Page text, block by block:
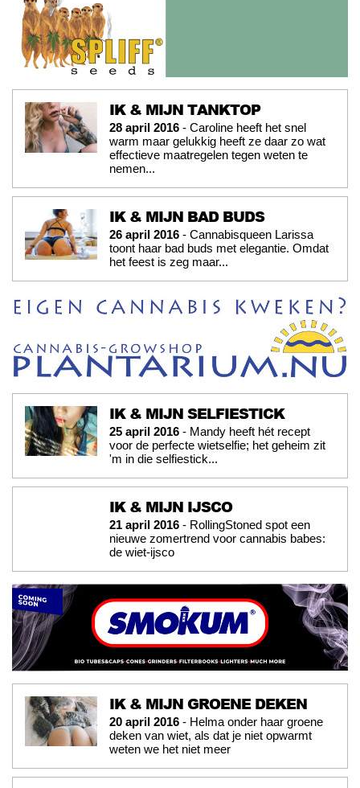
IK & MIJN TANKTOP
28 april 2016 - Caroline heeft het snel
warm maar gelukkig heeft ze daar zo wat
effectieve maatregelen tegen weten te
nemen...
IK & MIJN BAD BUDS
26 april 2016 - Cannabisqueen Larissa
toont haar bad buds met elegantie. Omdat
het feest is zeg maar...
IK & MIJN SELFIESTICK
25 april 2016 - Mandy heeft hét recept
voor de perfecte wietselfie; het geheim zit
'm in die selfiestick...
IK & MIJN IJSCO
21 april 2016 - RollingStoned spot een
nieuwe zomertrend voor cannabis babes:
de wiet-ijsco
IK & MIJN GROENE DEKEN
20 april 2016 - Helma onder haar groene
deken van wiet, als dat je niet opwarmt
weten we het niet meer